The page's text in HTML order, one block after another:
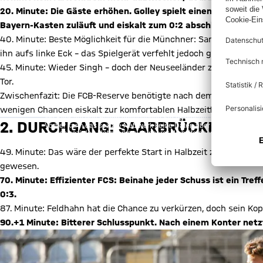
20. Minute: Die Gäste erhöhen. Golley spielt einen Steilpass
Bayern-Kasten zuläuft und eiskalt zum 0:2 abschließt.
40. Minute: Beste Möglichkeit für die Münchner: Sarpreet
ihn aufs linke Eck – das Spielgerät verfehlt jedoch ganz knapp
45. Minute: Wieder Singh – doch der Neuseeländer zielt bei
Tor.
Zwischenfazit: Die FCB-Reserve benötigte nach dem frühen
wenigen Chancen eiskalt zur komfortablen Halbzeitführung.
Mit Klick auf den Button ermöglichen Sie es diesem sozialen
Vorher kann das soziale Netzwerk keine Daten über Sie erheben,
des sozialen Netzwerks auf unserer Website gespeichert und
2. DURCHGANG: SAARBRÜCKEN
49. Minute: Das wäre der perfekte Start in Halbzeit zwei
gewesen.
70. Minute: Effizienter FCS: Beinahe jeder Schuss ist ein
0:3.
87. Minute: Feldhahn hat die Chance zu verkürzen, doch sein
90.+1 Minute: Bitterer Schlusspunkt. Nach einem Konter